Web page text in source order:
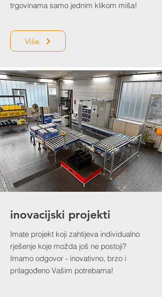
trgovinama samo jednim klikom miša!
Više
inovacijski projekti
Imate projekt koji zahtijeva individualno
rješenje koje možda još ne postoji?
Imamo odgovor - inovativno, brzo i
prilagođeno Vašim potrebama!